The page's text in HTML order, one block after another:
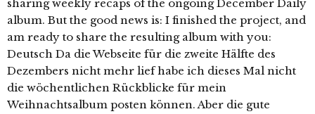
sharing weekly recaps of the ongoing December Daily
album. But the good news is: I finished the project, and
am ready to share the resulting album with you:
Deutsch Da die Webseite für die zweite Hälfte des
Dezembers nicht mehr lief habe ich dieses Mal nicht
die wöchentlichen Rückblicke für mein
Weihnachtsalbum posten können. Aber die gute